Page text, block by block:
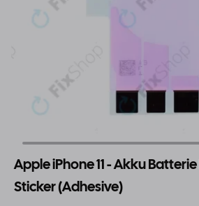
Apple iPhone 11 - Akku
Sticker (Adhesive)